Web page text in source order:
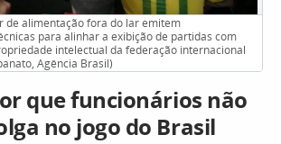
de alimentação fora do lar emitem
para alinhar a exibição de partidas com
intelectual da federação internacional
Agência Brasil)
que funcionários não
no jogo do Brasil